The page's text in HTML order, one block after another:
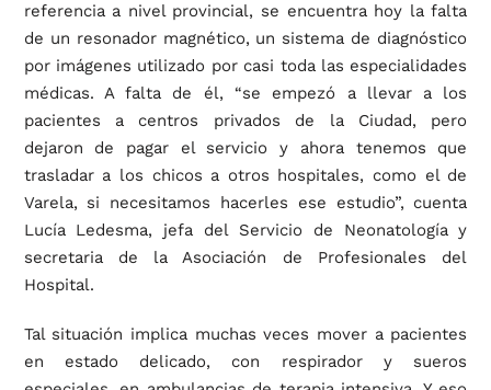
referencia a nivel provincial, se encuentra hoy la falta
de un resonador magnético, un sistema de diagnóstico
por imágenes utilizado por casi toda las especialidades
médicas. A falta de él, “se empezó a llevar a los
pacientes a centros privados de la Ciudad, pero
dejaron de pagar el servicio y ahora tenemos que
trasladar a los chicos a otros hospitales, como el de
Varela, si necesitamos hacerles ese estudio”, cuenta
Lucía Ledesma, jefa del Servicio de Neonatología y
secretaria de la Asociación de Profesionales del
Hospital.
Tal situación implica muchas veces mover a pacientes
en estado delicado, con respirador y sueros